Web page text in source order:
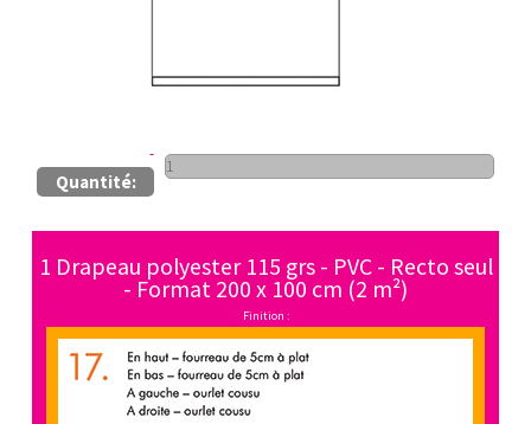
Quantité:
1 Drapeau polyester 115 grs - PVC - Recto seul
- Format 200 x 100 cm (2 m²)
Finition :